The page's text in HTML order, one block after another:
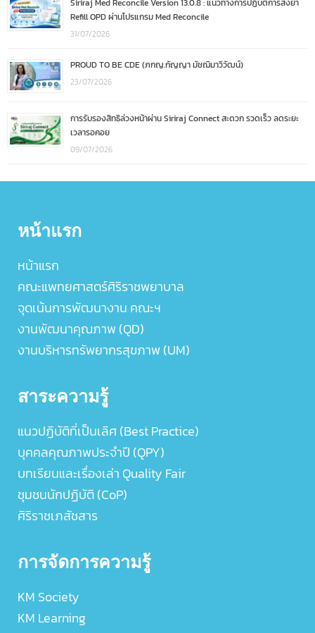
Refill OPD ผ่านโปรแกรม Med Reconcile
31/07/2026
PROUD TO BE CDE (ภกญ.กัญญา มัชฌิมาวิวัฒน์)
23/07/2026
การรับรองสิทธิล่วงหน้าผ่าน Siriraj Connect สะดวก รวดเร็ว ลดระยะ
เวลารอคอย
09/07/2026
หน้าแรก
หน้าแรก
คณะแพทยศาสตร์ศิริราชพยาบาล
จุดเน้นการพัฒนางาน คณะฯ
งานพัฒนาคุณภาพ (QD)
งานบริหารทรัพยากรสุขภาพ (UM)
สาระความรู้
แนวปฏิบัติที่เป็นเลิศ (Best Practice)
บุคคลคุณภาพประจำปี (QPY)
บทเรียนและเรื่องเล่า Quality Fair
ชุมชนนักปฏิบัติ (CoP)
ศิริราชเภสัชสาร
การจัดการความรู้
KM Society
KM Learning